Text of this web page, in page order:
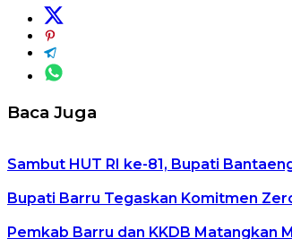
Baca Juga
Sambut HUT RI ke-81, Bupati
Bupati Barru Tegaskan Komitmen
Pemkab Barru dan KKDB Matangkan